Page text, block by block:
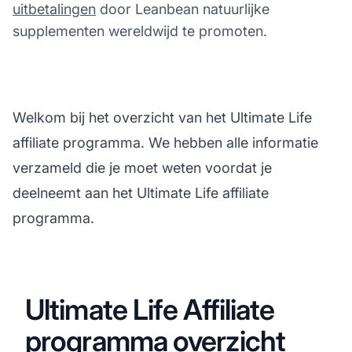
uitbetalingen door Leanbean natuurlijke
supplementen wereldwijd te promoten.
Welkom bij het overzicht van het Ultimate Life
affiliate programma. We hebben alle informatie
verzameld die je moet weten voordat je
deelneemt aan het Ultimate Life affiliate
programma.
Ultimate Life Affiliate
programma overzicht